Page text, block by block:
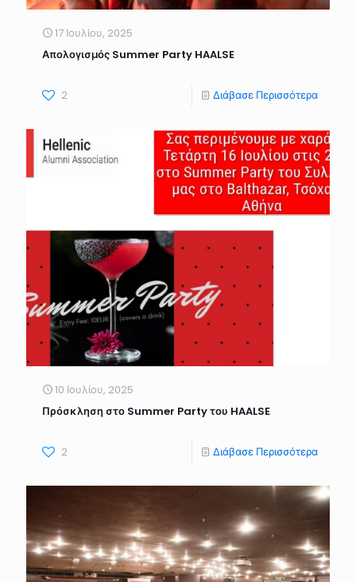
17 Ιουλίου, 2025
Απολογισμός Summer Party HAALSE
2 Διάβασε Περισσότερα
10 Ιουλίου, 2025
Πρόσκληση στο Summer Party του HAALSE
2 Διάβασε Περισσότερα